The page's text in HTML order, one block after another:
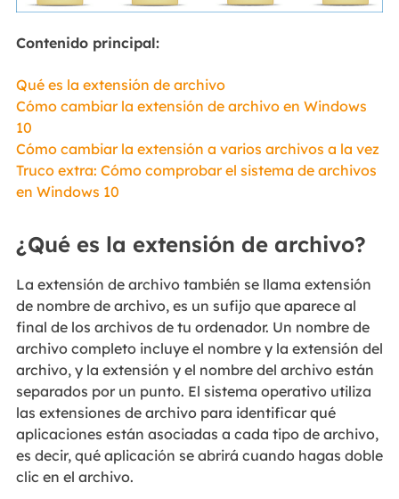
Contenido principal:
Qué es la extensión de archivo
Cómo cambiar la extensión de archivo en Windows
10
Cómo cambiar la extensión a varios archivos a la vez
Truco extra: Cómo comprobar el sistema de archivos
en Windows 10
¿Qué es la extensión de archivo?
La extensión de archivo también se llama extensión
de nombre de archivo, es un sufijo que aparece al
final de los archivos de tu ordenador. Un nombre de
archivo completo incluye el nombre y la extensión del
archivo, y la extensión y el nombre del archivo están
separados por un punto. El sistema operativo utiliza
las extensiones de archivo para identificar qué
aplicaciones están asociadas a cada tipo de archivo,
es decir, qué aplicación se abrirá cuando hagas doble
clic en el archivo.